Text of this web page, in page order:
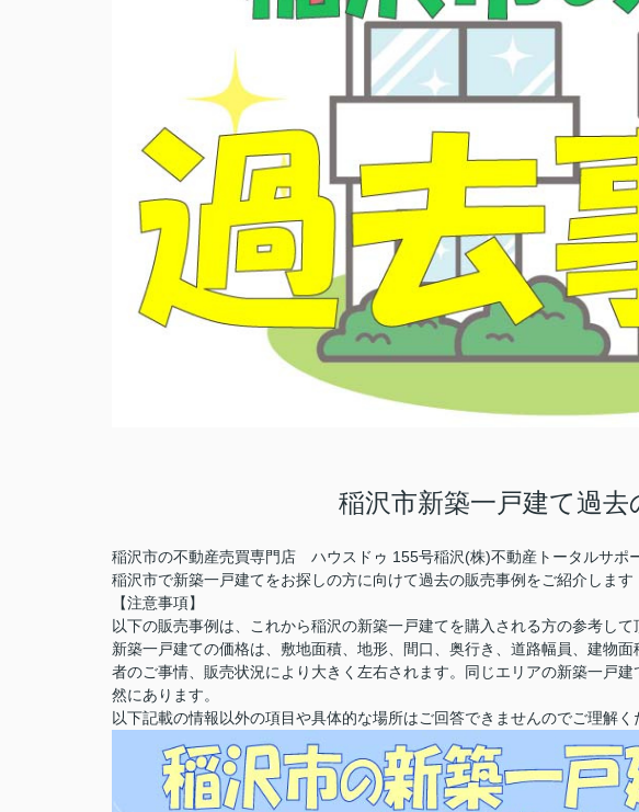
稲沢市新築一戸建て過去
稲沢市の不動産売買専門店 ハウスドゥ 155号稲沢(株)不動産トータルサポ
稲沢市で新築一戸建てをお探しの方に向けて過去の販売事例をご紹介します
【注意事項】
以下の販売事例は、これから稲沢の新築一戸建てを購入される方の参考して
新築一戸建ての価格は、敷地面積、地形、間口、奥行き、道路幅員、建物
者のご事情、販売状況により大きく左右されます。同じエリアの新築一戸
然にあります。
以下記載の情報以外の項目や具体的な場所はご回答できませんのでご理解く